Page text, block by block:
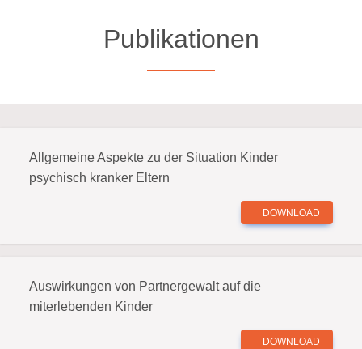
Publikationen
Allgemeine Aspekte zu der Situation Kinder
psychisch kranker Eltern
DOWNLOAD
Auswirkungen von Partnergewalt auf die
miterlebenden Kinder
DOWNLOAD